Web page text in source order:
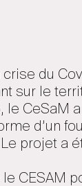
du
sur le
le CeSaM
d’un
projet a
CESAM